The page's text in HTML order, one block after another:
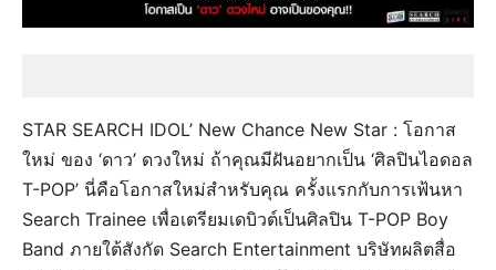
STAR SEARCH IDOL’ New Chance New Star : โอกาส
ใหม่ ของ ‘ดาว’ ดวงใหม่ ถ้าคุณมีฝันอยากเป็น ‘ศิลปินไอดอล
T-POP’ นี่คือโอกาสใหม่สำหรับคุณ ครั้งแรกกับการเฟ้นหา
Search Trainee เพื่อเตรียมเดบิวต์เป็นศิลปิน T-POP Boy
Band ภายใต้สังกัด Search Entertainment บริษัทผลิตสื่อ